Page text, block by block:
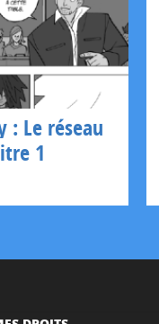
: Le réseau
1